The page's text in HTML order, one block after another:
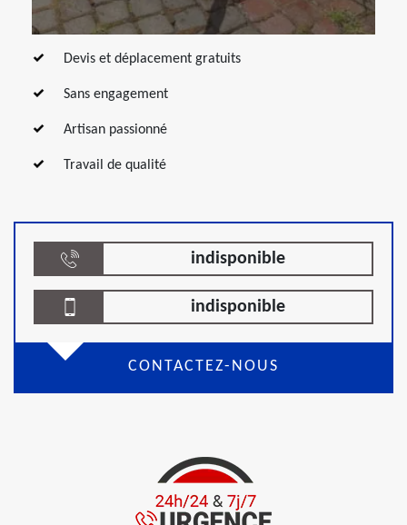
Devis et déplacement gratuits
Sans engagement
Artisan passionné
Travail de qualité
indisponible
indisponible
CONTACTEZ-NOUS